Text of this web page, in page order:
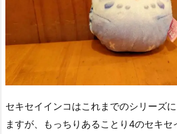
セキセイインコはこれまでのシリーズ
ますが、もっちりあることり4のセキ